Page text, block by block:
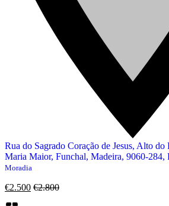
Rua do Sagrado Coração de Jesus, Alto
Maria Maior, Funchal, Madeira, 9060-284,
Moradia
€2.500 €2.800